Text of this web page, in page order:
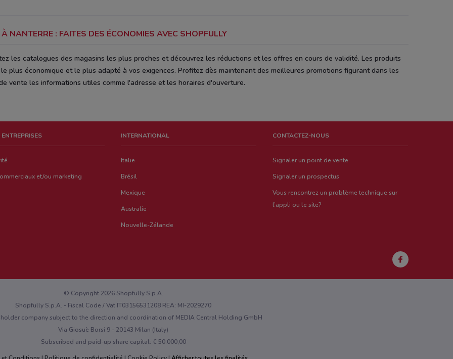
NANTERRE : FAITES DES ÉCONOMIES AVEC SHOPFULLY
les catalogues des magasins les plus proches et découvrez les réductions et les offres en cours de validité. Les produits
plus économique et le plus adapté à vos exigences. Profitez dès maintenant des meilleures promotions figurant dans les
vente les informations utiles comme l'adresse et les horaires d'ouverture.
et/ou marketing
INTERNATIONAL
Italie
Brésil
Mexique
Australie
Nouvelle-Zélande
CONTACTEZ-NOUS
Signaler un point de vente
Signaler un prospectus
Vous rencontrez un problème technique sur
l’appli ou le site?
© Copyright 2026 Shopfully S.p.A.
Shopfully S.p.A. - Fiscal Code / Vat IT03156531208 REA: MI-2029270
company subject to the direction and coordination of MEDIA Central Holding GmbH
Via Giosuè Borsi 9 - 20143 Milan (Italy)
Subscribed and paid-up share capital: € 50.000,00